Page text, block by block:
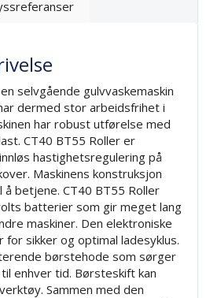
selvgående gulvvaskemaskin
dermed stor arbeidsfrihet i
har robust utførelse med
CT40 BT55 Roller er
hastighetsregulering på
Maskinens konstruksjon
betjene. CT40 BT55 Roller
batterier som gir meget lang
maskiner. Den elektroniske
sikker og optimal ladesyklus.
børstehode som sørger
enhver tid. Børsteskift kan
Sammen med den